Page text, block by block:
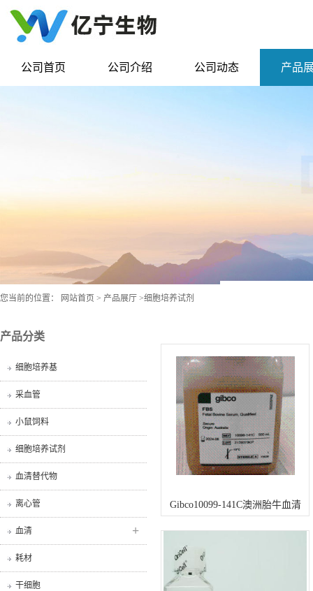
公司首页 公司介绍 公司动态 产品
您当前的位置： 网站首页 > 产品展厅 >细胞培养试剂
产品分类
细胞培养基
采血管
小鼠饲料
细胞培养试剂
血清替代物
离心管
血清 +
耗材
干细胞
Gibco10099-141C澳洲胎牛血清